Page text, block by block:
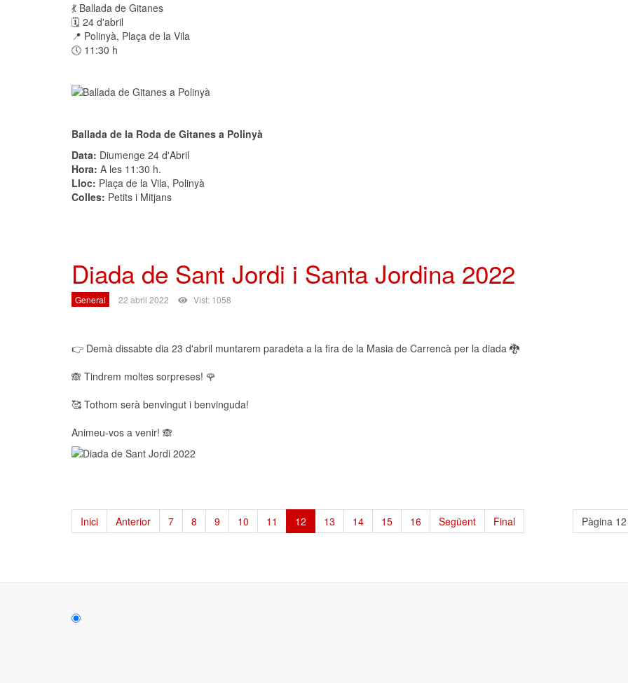
💃 Ballada de Gitanes
🗓 24 d'abril
📍 Polinyà, Plaça de la Vila
🕔 11:30 h
Ballada de la Roda de Gitanes a Polinyà
Data: Diumenge 24 d'Abril
Hora: A les 11:30 h.
Lloc: Plaça de la Vila, Polinyà
Colles: Petits i Mitjans
Diada de Sant Jordi i Santa Jordina 2022
General 22 abril 2022 Vist: 1058
👉 Demà dissabte dia 23 d'abril muntarem paradeta a la fira de la Masia de Carrencà per la diada 🐉
🙈 Tindrem moltes sorpreses! 🌹
🥰 Tothom serà benvingut i benvinguda!
Animeu-vos a venir! 🙈
Pàgina
Inici Anterior 7 8 9 10 11 12 13 14 15 16 Següent Final